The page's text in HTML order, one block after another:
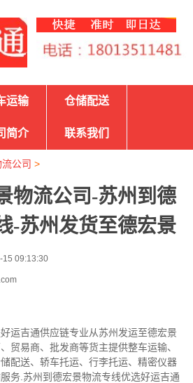
运输 仓储配送
简介 联系我们
公司 >
物流公司-苏州到德
-苏州发货至德宏景
15 09:13:30
运吉通供应链专业从苏州发运至德宏景
贸易商、批发商等货主提供整车运输、
配送、轿车托运、行李托运、精密仪器
务.苏州到德宏景物流专线优选好运吉通